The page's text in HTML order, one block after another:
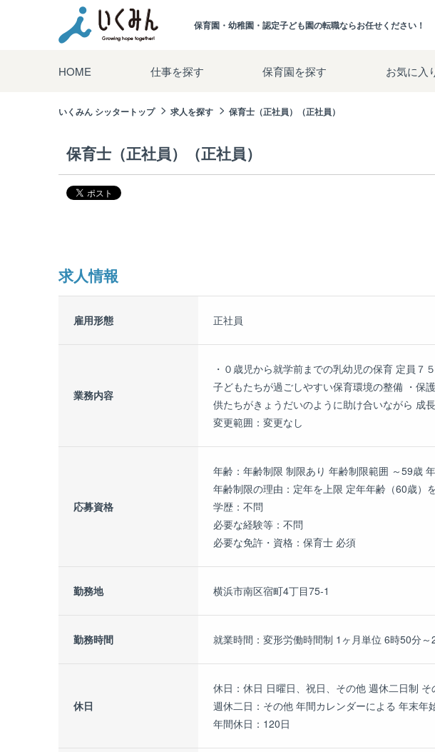
保育園・幼稚園・認定子ども園の転職ならお任せください！
HOME 仕事を探す 保育園を探す お気に入
いくみん シッタートップ 求人を探す 保育士（正社員）（正社員）
保育士（正社員）（正社員）
求人情報
雇用形態 正社員
業務内容
・０歳児から就学前までの乳幼児の保育 定員７
子どもたちが過ごしやすい保育環境の整備 ・保
供たちがきょうだいのように助け合いながら 成
変更範囲：変更なし
応募資格
年齢：年齢制限 制限あり 年齢制限範囲 ～59歳
年齢制限の理由：定年を上限 定年年齢（60歳）
学歴：不問
必要な経験等：不問
必要な免許・資格：保育士 必須
勤務地 横浜市南区宿町4丁目75-1
勤務時間 就業時間：変形労働時間制 1ヶ月単位 6時50分
休日
休日：休日 日曜日、祝日、その他 週休二日制
週休二日：その他 年間カレンダーによる 年末年
年間休日：120日